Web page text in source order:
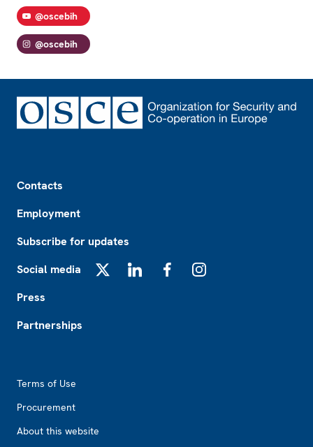
@oscebih
@oscebih
Contacts
Employment
Subscribe for updates
Social media
Press
Partnerships
Terms of Use
Procurement
About this website